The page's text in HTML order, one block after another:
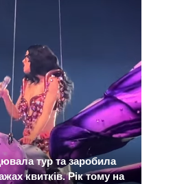
тур та заробила
квитків. Рік тому на